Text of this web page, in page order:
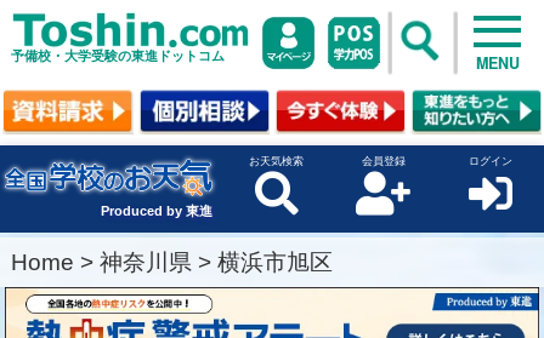
予備校・大学受験の東進ドットコム MENU
Produced by 東進
お天気検索 会員登録 ログイン
Home > 神奈川県 > 横浜市旭区